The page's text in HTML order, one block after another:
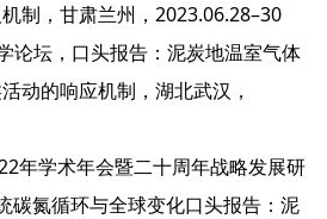
制，甘肃兰州，2023.06.28–30
论坛，口头报告：泥炭地温室气体
动的响应机制，湖北武汉，
年学术年会暨二十周年战略发展研
碳氮循环与全球变化口头报告：泥